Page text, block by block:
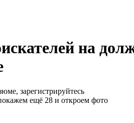
на
зарегистрируйтесь
ещё 28 и откроем фото